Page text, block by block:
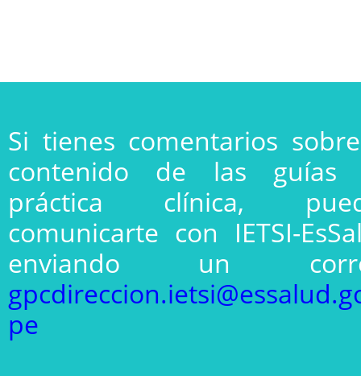
Si tienes comentarios
contenido de las guías
práctica clínica,
comunicarte con IETSI-
enviando un
pe